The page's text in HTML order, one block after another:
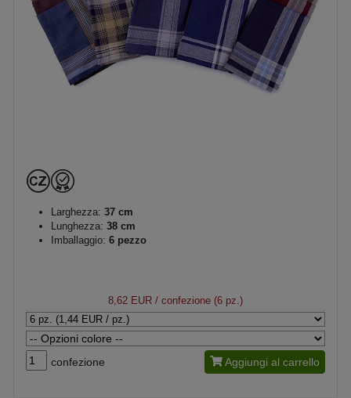
Larghezza: 37 cm
Lunghezza: 38 cm
Imballaggio: 6 pezzo
8,62 EUR / confezione (6 pz.)
confezione Aggiungi al carrello